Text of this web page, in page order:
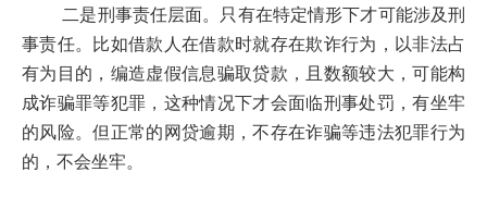
二是刑事责任层面。只有在特定情形下才可能涉及刑
事责任。比如借款人在借款时就存在欺诈行为，以非法占
有为目的，编造虚假信息骗取贷款，且数额较大，可能构
成诈骗罪等犯罪，这种情况下才会面临刑事处罚，有坐牢
的风险。但正常的网贷逾期，不存在诈骗等违法犯罪行为
的，不会坐牢。